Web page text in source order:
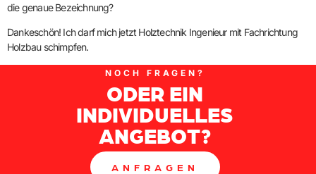
die genaue Bezeichnung?
Dankeschön! Ich darf mich jetzt Holztechnik Ingenieur mit Fachrichtung
Holzbau schimpfen.
NOCH FRAGEN?
ODER EIN
INDIVIDUELLES
ANGEBOT?
ANFRAGEN